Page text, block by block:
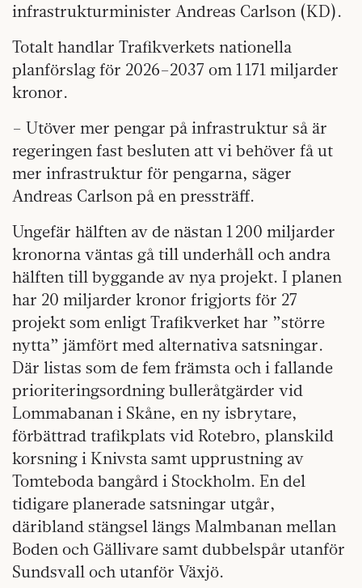
infrastrukturminister Andreas Carlson (KD).
Totalt handlar Trafikverkets nationella
planförslag för 2026–2037 om 1 171 miljarder
kronor.
– Utöver mer pengar på infrastruktur så är
regeringen fast besluten att vi behöver få ut
mer infrastruktur för pengarna, säger
Andreas Carlson på en pressträff.
Ungefär hälften av de nästan 1 200 miljarder
kronorna väntas gå till underhåll och andra
hälften till byggande av nya projekt. I planen
har 20 miljarder kronor frigjorts för 27
projekt som enligt Trafikverket har ”större
nytta” jämfört med alternativa satsningar.
Där listas som de fem främsta och i fallande
prioriteringsordning bulleråtgärder vid
Lommabanan i Skåne, en ny isbrytare,
förbättrad trafikplats vid Rotebro, planskild
korsning i Knivsta samt upprustning av
Tomteboda bangård i Stockholm. En del
tidigare planerade satsningar utgår,
däribland stängsel längs Malmbanan mellan
Boden och Gällivare samt dubbelspår utanför
Sundsvall och utanför Växjö.